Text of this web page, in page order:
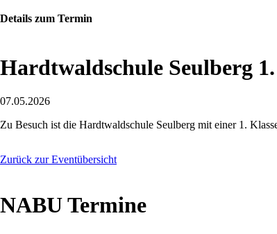
Details zum Termin
Hardtwaldschule Seulberg
07.05.2026
Zu Besuch ist die Hardtwaldschule Seulberg mit einer 1.
Zurück zur Eventübersicht
NABU Termine